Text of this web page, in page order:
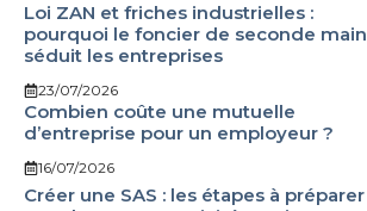
Loi ZAN et friches industrielles :
pourquoi le foncier de seconde main
séduit les entreprises
23/07/2026
Combien coûte une mutuelle
d’entreprise pour un employeur ?
16/07/2026
Créer une SAS : les étapes à préparer